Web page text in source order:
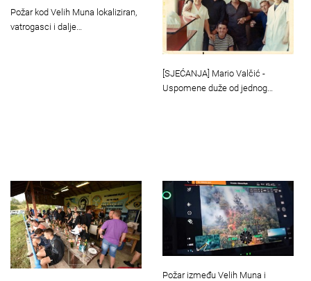
Požar kod Velih Muna lokaliziran,
vatrogasci i dalje…
[SJEĆANJA] Mario Valčić -
Uspomene duže od jednog…
Požar između Velih Muna i